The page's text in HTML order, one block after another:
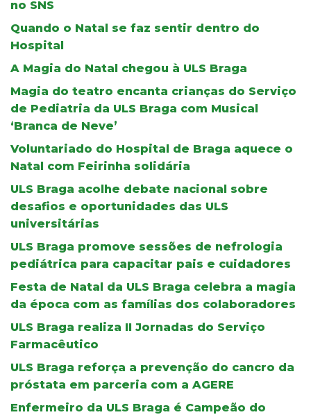
no SNS
Quando o Natal se faz sentir dentro do
Hospital
A Magia do Natal chegou à ULS Braga
Magia do teatro encanta crianças do Serviço
de Pediatria da ULS Braga com Musical
‘Branca de Neve’
Voluntariado do Hospital de Braga aquece o
Natal com Feirinha solidária
ULS Braga acolhe debate nacional sobre
desafios e oportunidades das ULS
universitárias
ULS Braga promove sessões de nefrologia
pediátrica para capacitar pais e cuidadores
Festa de Natal da ULS Braga celebra a magia
da época com as famílias dos colaboradores
ULS Braga realiza II Jornadas do Serviço
Farmacêutico
ULS Braga reforça a prevenção do cancro da
próstata em parceria com a AGERE
Enfermeiro da ULS Braga é Campeão do